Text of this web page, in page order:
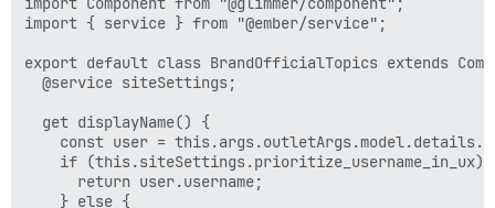
import { service } from "@ember/service";
export default class BrandOfficialTopics extends
  @service siteSettings;
  get displayName() {
const user =
if (this.siteSettings.prioritize_username_in_ux)
      return user.username;
    } else {